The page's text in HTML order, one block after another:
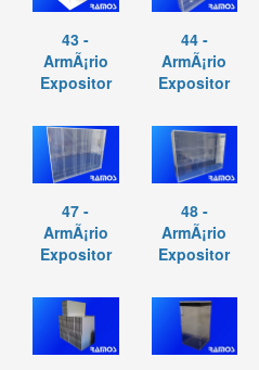
43 -
ArmÃ¡rio
Expositor
44 -
ArmÃ¡rio
Expositor
47 -
ArmÃ¡rio
Expositor
48 -
ArmÃ¡rio
Expositor